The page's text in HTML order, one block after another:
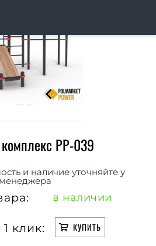
РР-039
и наличие уточняйте у
менеджера
в наличии
клик: КУПИТЬ